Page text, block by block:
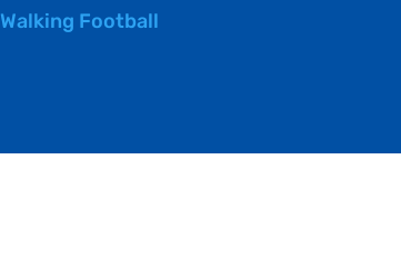
Walking Football